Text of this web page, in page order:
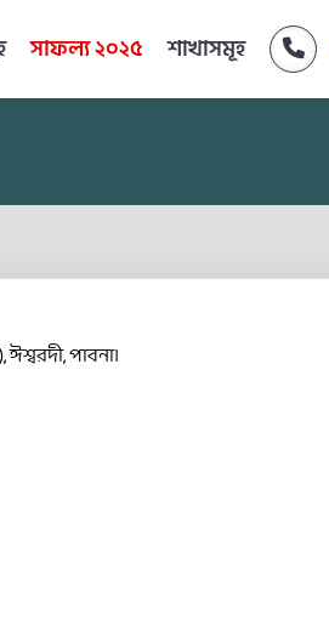
সাফল্য ২০২৫ শাখাসমূহ
পাবনা।